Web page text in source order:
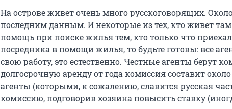
На острове живет очень много русскоговорящих.
последним данным. И некоторые из тех, кто живет
помощь при поиске жилья тем, кто только что
посредника в помощи жилья, то будьте готовы: все
свою работу, это естественно. Честные агенты берут
долгосрочную аренду от года комиссия составит около
агенты (которыми, к сожалению, славится русская
комиссию, подговорив хозяина повысить ставку